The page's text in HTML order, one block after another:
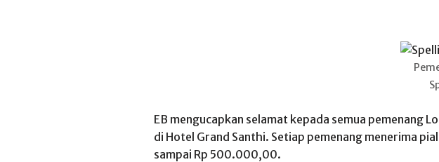
EB mengucapkan selamat kepada semua pemenang
di Hotel Grand Santhi. Setiap pemenang menerima
sampai Rp 500.000,00.